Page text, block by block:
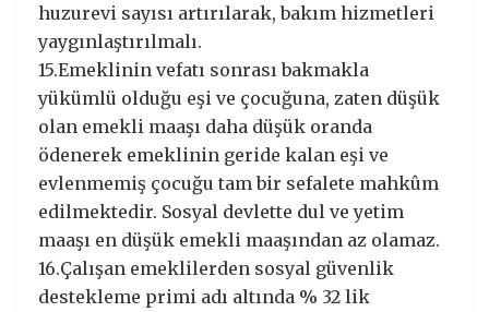
huzurevi sayısı artırılarak, bakım hizmetleri
yaygınlaştırılmalı.
15.Emeklinin vefatı sonrası bakmakla
yükümlü olduğu eşi ve çocuğuna, zaten düşük
olan emekli maaşı daha düşük oranda
ödenerek emeklinin geride kalan eşi ve
evlenmemiş çocuğu tam bir sefalete mahkûm
edilmektedir. Sosyal devlette dul ve yetim
maaşı en düşük emekli maaşından az olamaz.
16.Çalışan emeklilerden sosyal güvenlik
destekleme primi adı altında % 32 lik